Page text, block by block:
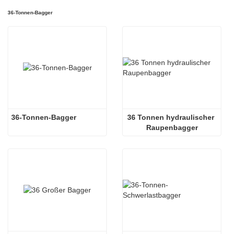
36-Tonnen-Bagger
36-Tonnen-Bagger
36 Tonnen hydraulischer
Raupenbagger